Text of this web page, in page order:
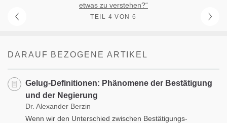
etwas zu verstehen?“
TEIL 4 VON 6
DARAUF BEZOGENE ARTIKEL
Gelug-Definitionen: Phänomene der Bestätigung
und der Negierung
Dr. Alexander Berzin
Wenn wir den Unterschied zwischen Bestätigungs-